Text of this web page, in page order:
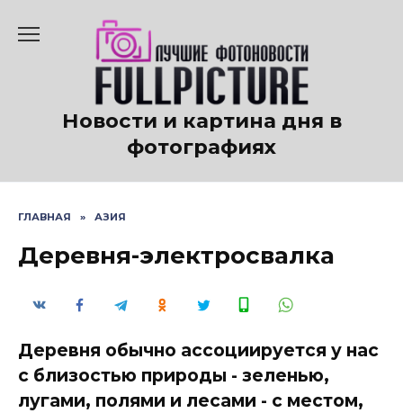
содержанию
Новости и картина дня в
фотографиях
ГЛАВНАЯ » АЗИЯ
Деревня-электросвалка
Деревня обычно ассоциируется у нас
с близостью природы - зеленью,
лугами, полями и лесами - с местом,